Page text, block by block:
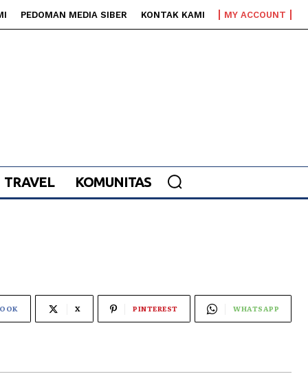
PEDOMAN MEDIA SIBER KONTAK KAMI MY ACCOUNT
TRAVEL KOMUNITAS
X PINTEREST WHATSAPP